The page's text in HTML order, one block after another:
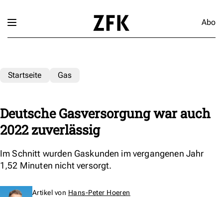
Abo
Startseite Gas
Deutsche Gasversorgung war auch
2022 zuverlässig
Im Schnitt wurden Gaskunden im vergangenen Jahr
1,52 Minuten nicht versorgt.
Artikel von Hans-Peter Hoeren